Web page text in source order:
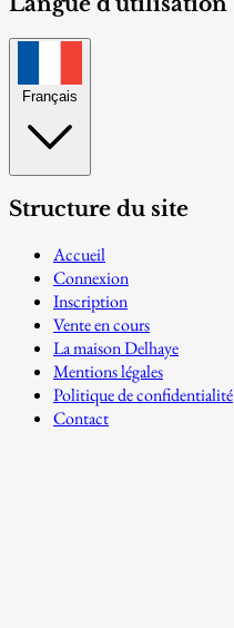
Français
Structure du site
Accueil
Connexion
Inscription
Vente en cours
La maison Delhaye
Mentions légales
Politique de confidentialité
Contact